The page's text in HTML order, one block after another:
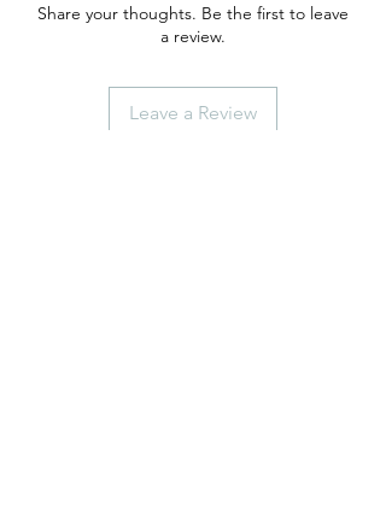
Share your thoughts. Be the first to leave
a review.
Leave a Review